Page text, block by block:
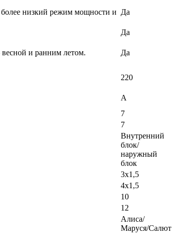
более низкий режим мощности и Да
Да
весной и ранним летом.
Да
220
A
7
7
Внутренний
блок/
наружный
блок
3х1,5
4х1,5
10
12
Алиса/
Маруся/Салют